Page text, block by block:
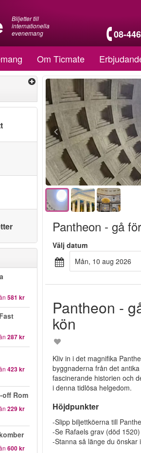
Biljetter till
internationella
evenemang
08-
Om Ticmate
581 kr
287 kr
423 kr
off Rom
229 kr
600 kr
Pantheon - gå
Välj datum
mån, 10 aug 2026
Pantheon -
kön
Kliv in i det magnifika
byggnaderna från det
fascinerande historien och
i denna tidlösa helgedom.
Höjdpunkter
-Slipp biljettköerna till
-Se Rafaels grav (död 1520)
-Stanna så länge du önskar